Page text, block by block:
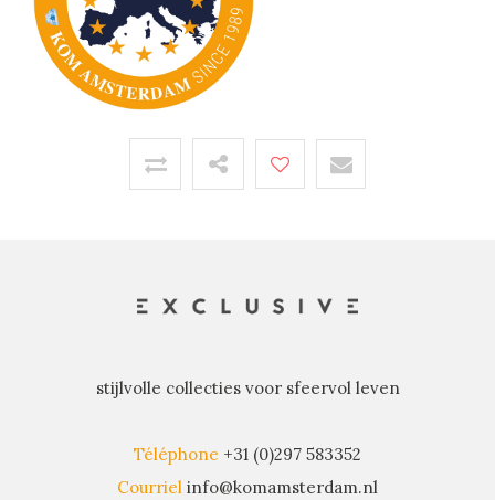
stijlvolle collecties voor sfeervol leven
Téléphone +31 (0)297 583352
Courriel info@komamsterdam.nl